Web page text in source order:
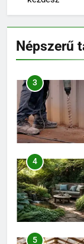
Népszerű
2
3
4
5